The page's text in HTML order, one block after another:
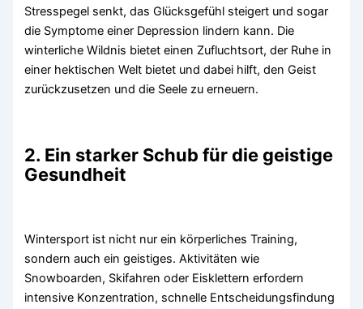
Stresspegel senkt, das Glücksgefühl steigert und sogar
die Symptome einer Depression lindern kann. Die
winterliche Wildnis bietet einen Zufluchtsort, der Ruhe in
einer hektischen Welt bietet und dabei hilft, den Geist
zurückzusetzen und die Seele zu erneuern.
2. Ein starker Schub für die geistige
Gesundheit
Wintersport ist nicht nur ein körperliches Training,
sondern auch ein geistiges. Aktivitäten wie
Snowboarden, Skifahren oder Eisklettern erfordern
intensive Konzentration, schnelle Entscheidungsfindung